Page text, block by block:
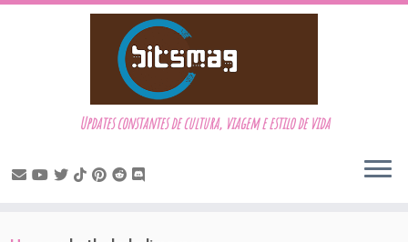
Updates constantes de cultura, viagem e estilo de vida